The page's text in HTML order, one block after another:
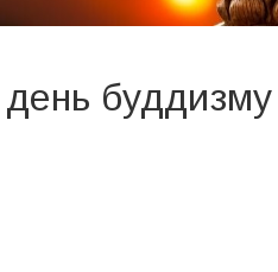
буддизму